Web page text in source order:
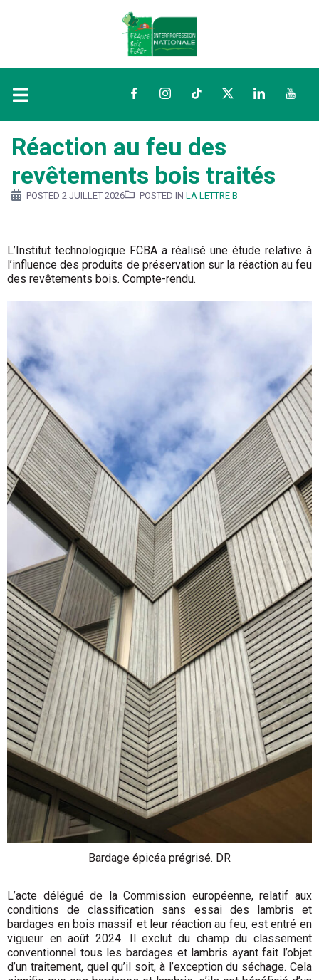
FacebookInstagramTikTokTwitterLinkedIn
Réaction au feu des
revêtements bois traités
POSTED 2 JUILLET 2026 POSTED IN LA LETTRE B
L’Institut technologique FCBA a réalisé une étude relative à
l’influence des produits de préservation sur la réaction au feu
des revêtements bois. Compte-rendu.
Bardage épicéa prégrisé. DR
L’acte délégué de la Commission européenne, relatif aux
conditions de classification sans essai des lambris et
bardages en bois massif et leur réaction au feu, est entré en
vigueur en août 2024. Il exclut du champ du classement
conventionnel tous les bardages et lambris ayant fait l’objet
d’un traitement, quel qu’il soit, à l’exception du séchage. Cela